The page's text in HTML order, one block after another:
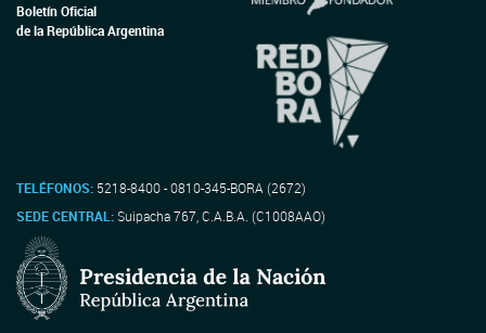
Boletín Oficial
de la República Argentina
TELÉFONOS: 5218-8400 - 0810-345-BORA (2672)
SEDE CENTRAL:Suipacha 767, C.A.B.A. (C1008AAO)